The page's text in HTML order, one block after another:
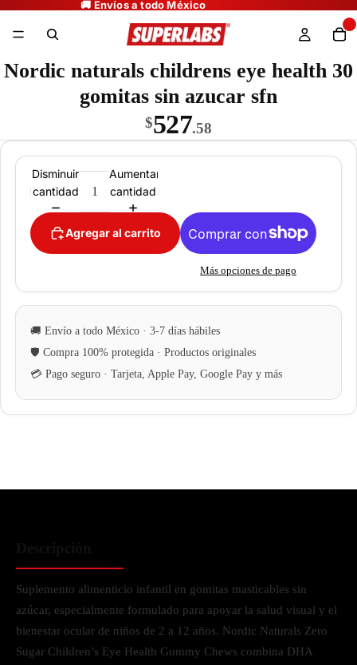
Nordic naturals childrens eye health 30
gomitas sin azucar sfn
$527.58
Disminuir
cantidad
Aumentar
cantidad
Agregar al carrito
Más opciones de pago
Suplemento alimenticio infantil en gomitas masticables sin
azúcar, especialmente formulado para apoyar la salud visual y el
bienestar ocular de niños de 2 a 12 años. Nordic Naturals Zero
Sugar Children’s Eye Health Gummy Chews combina DHA